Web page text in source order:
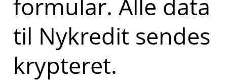
formular. Alle data
til Nykredit sendes
krypteret.